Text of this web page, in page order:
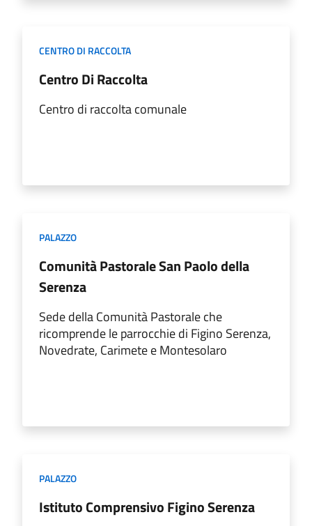
CENTRO DI RACCOLTA
Centro Di Raccolta
Centro di raccolta comunale
PALAZZO
Comunità Pastorale San Paolo della
Serenza
Sede della Comunità Pastorale che
ricomprende le parrocchie di Figino Serenza,
Novedrate, Carimete e Montesolaro
PALAZZO
Istituto Comprensivo Figino Serenza